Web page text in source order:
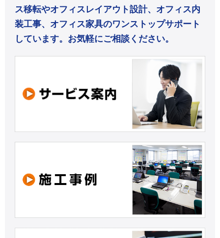
ス移転やオフィスレイアウト設計、オフィス内
装工事、オフィス家具のワンストップサポート
しています。お気軽にご相談ください。